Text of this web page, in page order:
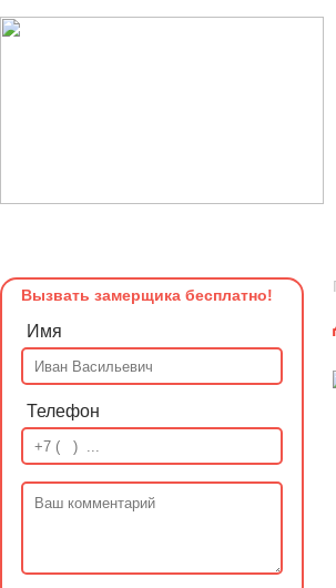
Вызвать замерщика бесплатно!
Имя
Телефон